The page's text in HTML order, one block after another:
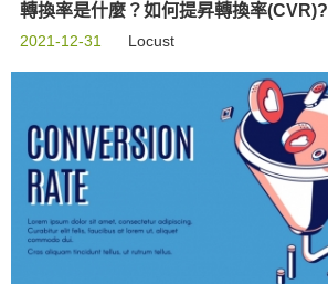
轉換率是什麼？如何提昇轉換率(CVR)?
2021-12-31 Locust